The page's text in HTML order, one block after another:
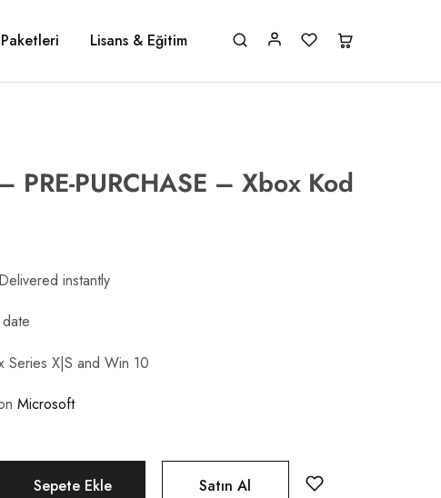
Paketleri Lisans & Eğitim
PRE-PURCHASE – Xbox Kod
instantly
Series X|S and Win 10
Microsoft
Sepete Ekle Satın Al